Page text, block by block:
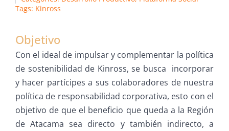
Tags: Kinross
Objetivo
Con el ideal de impulsar y complementar la política
de sostenibilidad de Kinross, se busca incorporar
y hacer partícipes a sus colaboradores de nuestra
política de responsabilidad corporativa, esto con el
objetivo de que el beneficio que queda a la Región
de Atacama sea directo y también indirecto, a